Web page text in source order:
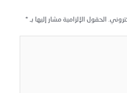
الحقول الإلزامية مشار إليها بـ